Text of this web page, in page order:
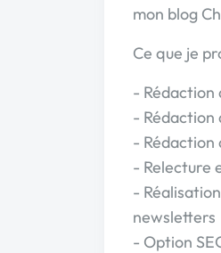
mon blog
Ce que je
- Rédaction
- Rédaction
- Rédaction
- Relecture
-
newsletters
- Option